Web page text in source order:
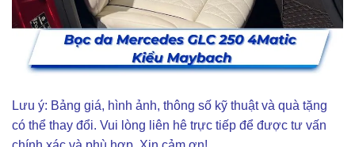
Lưu ý: Bảng giá, hình ảnh, thông số kỹ thuật và quà tặng
có thể thay đổi. Vui lòng liên hê trực tiếp để được tư vấn